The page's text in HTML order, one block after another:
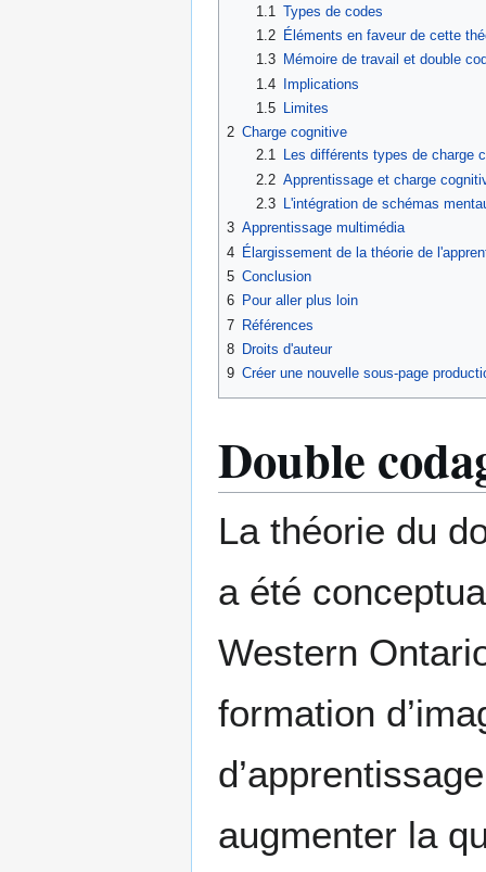
1.1 Types de codes
1.2
Éléments en faveur de cette
1.3
Mémoire de travail et double
1.4 Implications
1.5
Limites
2 Charge cognitive
2.1
Les différents types de charge
2.2 Apprentissage et charge
2.3
L'intégration de schémas
3 Apprentissage multimédia
4 Élargissement de la théorie de
5 Conclusion
6 Pour aller plus loin
7 Références
8 Droits d'auteur
9 Créer une nouvelle sous-page
Double
La théorie du
a été
Western
formation
augmenter la